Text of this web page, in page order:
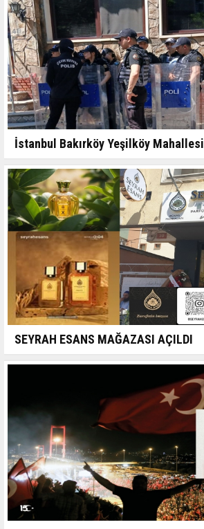
İstanbul Bakırköy Yeşilköy Mahallesi
SEYRAH ESANS MAĞAZASI AÇILDI